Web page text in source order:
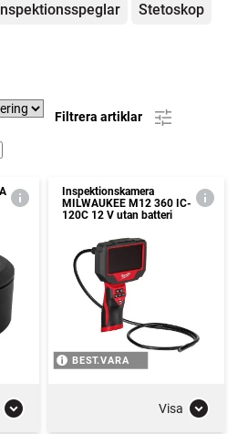
Stetoskop
Filtrera artiklar
Inspektionskamera
MILWAUKEE M12 360 IC-
120C 12 V utan batteri
BEST.VARA
Visa